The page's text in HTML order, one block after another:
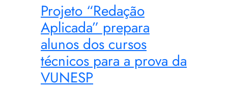
Projeto “Redação
Aplicada” prepara
alunos dos cursos
técnicos para a prova da
VUNESP